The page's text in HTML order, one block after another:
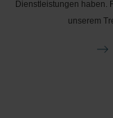
Dienstleistungen haben.
unserem